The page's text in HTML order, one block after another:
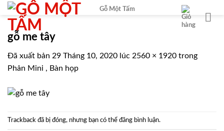
Chuyển
đến
dung
Gỗ Một Tấm
gỗ me tây
Đã xuất bản 29 Tháng 10, 2020 lúc 2560 × 1920 trong
Phản Mini , Bàn họp
Trackback đã bị đóng, nhưng bạn có thể đăng bình luận.